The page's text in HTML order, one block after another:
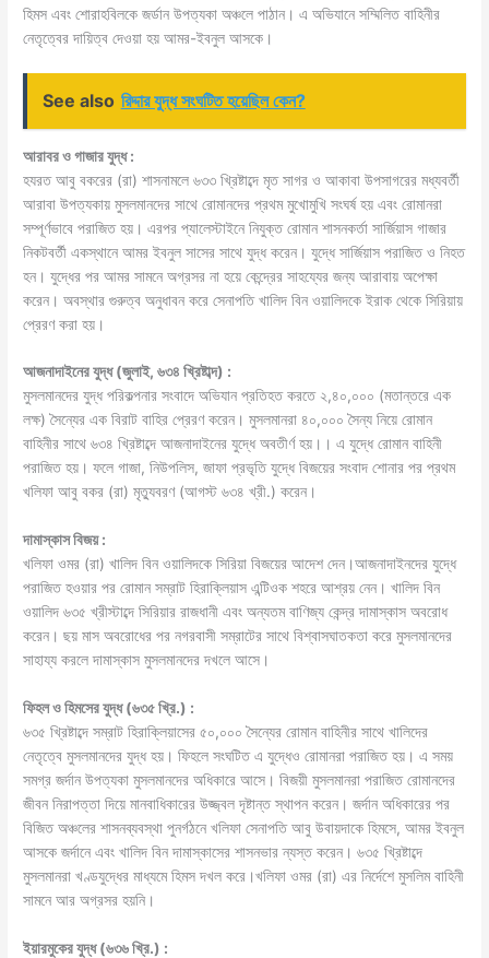
হিমস এবং শোরাহবিলকে জর্ডান উপত্যকা অঞ্চলে পাঠান। এ অভিযানে সম্মিলিত বাহিনীর
নেতৃত্বের দায়িত্ব দেওয়া হয় আমর-ইবনুল আসকে।
See also রিদ্দার যুদ্ধ সংঘটিত হয়েছিল কেন?
আরাবর ও গাজার যুদ্ধ :
হযরত আবু বকরের (রা) শাসনামলে ৬৩৩ খ্রিষ্টাব্দে মৃত সাগর ও আকাবা উপসাগরের মধ্যবর্তী
আরাবা উপত্যকায় মুসলমানদের সাথে রােমানদের প্রথম মুখােমুখি সংঘর্ষ হয় এবং রােমানরা
সম্পূর্ণভাবে পরাজিত হয়। এরপর প্যালেস্টাইনে নিযুক্ত রােমান শাসনকর্তা সার্জিয়াস গাজার
নিকটবর্তী একস্থানে আমর ইবনুল সাসের সাথে যুদ্ধ করেন। যুদ্ধে সার্জিয়াস পরাজিত ও নিহত
হন। যুদ্ধের পর আমর সামনে অগ্রসর না হয়ে কেন্দ্রের সাহয্যের জন্য আরাবায় অপেক্ষা
করেন। অবস্থার গুরুত্ব অনুধাবন করে সেনাপতি খালিদ বিন ওয়ালিদকে ইরাক থেকে সিরিয়ায়
প্রেরণ করা হয়।
আজনাদাইনের যুদ্ধ (জুলাই, ৬৩৪ খ্রিষ্টাব্দ) :
মুসলমানদের যুদ্ধ পরিকল্পনার সংবাদে অভিযান প্রতিহত করতে ২,৪০,০০০ (মতান্তরে এক
লক্ষ) সৈন্যের এক বিরাট বাহির প্রেরণ করেন। মুসলমানরা ৪০,০০০ সৈন্য নিয়ে রােমান
বাহিনীর সাথে ৬৩৪ খ্রিষ্টাব্দে আজনাদাইনের যুদ্ধে অবতীর্ণ হয়।। এ যুদ্ধে রােমান বাহিনী
পরাজিত হয়। ফলে গাজা, নিউপলিস, জাফা প্রভৃতি যুদ্ধে বিজয়ের সংবাদ শােনার পর প্রথম
খলিফা আবু বকর (রা) মৃত্যুবরণ (আগস্ট ৬৩৪ খ্রী.) করেন।
দামাস্কাস বিজয় :
খলিফা ওমর (রা) খালিদ বিন ওয়ালিদকে সিরিয়া বিজয়ের আদেশ দেন।আজনাদাইনদের যুদ্ধে
পরাজিত হওয়ার পর রােমান সম্রাট হিরাক্লিয়াস এন্টিওক শহরে আশ্রয় নেন। খালিদ বিন
ওয়ালিদ ৬৩৫ খ্রীস্টাব্দে সিরিয়ার রাজধানী এবং অন্যতম বাণিজ্য কেন্দ্র দামাস্কাস অবরােধ
করেন। ছয় মাস অবরােধের পর নগরবাসী সম্রাটের সাথে বিশ্বাসঘাতকতা করে মুসলমানদের
সাহায্য করলে দামাস্কাস মুসলমানদের দখলে আসে।
ফিহল ও হিমসের যুদ্ধ (৬৩৫ খ্রি.) :
৬৩৫ খ্রিষ্টাব্দে সম্রাট হিরাক্লিয়াসের ৫০,০০০ সৈন্যের রোমান বাহিনীর সাথে খালিদের
নেতৃত্বে মুসলমানদের যুদ্ধ হয়। ফিহলে সংঘটিত এ যুদ্ধেও রােমানরা পরাজিত হয়। এ সময়
সমগ্র জর্দান উপত্যকা মুসলমানদের অধিকারে আসে। বিজয়ী মুসলমানরা পরাজিত রােমানদের
জীবন নিরাপত্তা দিয়ে মানবাধিকারের উজ্জ্বল দৃষ্টান্ত স্থাপন করেন। জর্দান অধিকারের পর
বিজিত অঞ্চলের শাসনব্যবস্থা পুনর্গঠনে খলিফা সেনাপতি আবু উবায়দাকে হিমসে, আমর ইবনুল
আসকে জর্দানে এবং খালিদ বিন দামাস্কাসের শাসনভার ন্যস্ত করেন। ৬৩৫ খ্রিষ্টাব্দে
মুসলমানরা খণ্ডযুদ্ধের মাধ্যমে হিমস দখল করে।খলিফা ওমর (রা) এর নির্দেশে মুসলিম বাহিনী
সামনে আর অগ্রসর হয়নি।
ইয়ারমুকের যুদ্ধ (৬৩৬ খ্রি.) :